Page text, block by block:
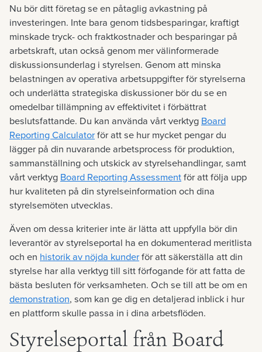
Nu bör ditt företag se en påtaglig avkastning på
investeringen. Inte bara genom tidsbesparingar, kraftigt
minskade tryck- och fraktkostnader och besparingar på
arbetskraft, utan också genom mer välinformerade
diskussionsunderlag i styrelsen. Genom att minska
belastningen av operativa arbetsuppgifter för styrelserna
och underlätta strategiska diskussioner bör du se en
omedelbar tillämpning av effektivitet i förbättrat
beslutsfattande. Du kan använda vårt verktyg Board
Reporting Calculatorför att se hur mycket pengar du
lägger på din nuvarande arbetsprocess för produktion,
sammanställning och utskick av styrelsehandlingar, samt
vårt verktyg Board Reporting Assessmentför att följa upp
hur kvaliteten på din styrelseinformation och dina
styrelsemöten utvecklas.
Även om dessa kriterier inte är lätta att uppfylla bör din
leverantör av styrelseportal ha en dokumenterad meritlista
och en historik av nöjda kunderför att säkerställa att din
styrelse har alla verktyg till sitt förfogande för att fatta de
bästa besluten för verksamheten. Och se till att be om en
demonstration, som kan ge dig en detaljerad inblick i hur
en plattform skulle passa in i dina arbetsflöden.
Styrelseportal från Board